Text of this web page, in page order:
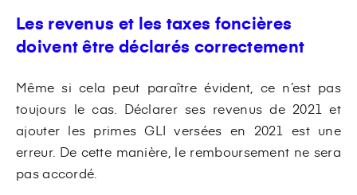
Les revenus et les taxes foncières
doivent être déclarés correctement
Même si cela peut paraître évident, ce n’est pas
toujours le cas. Déclarer ses revenus de 2021 et
ajouter les primes GLI versées en 2021 est une
erreur. De cette manière, le remboursement ne sera
pas accordé.